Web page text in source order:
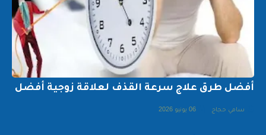
أفضل طرق علاج سرعة القذف لعلاقة زوجية أفضل
سامي حجاج 06 يونيو 2026